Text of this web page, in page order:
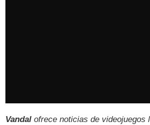
Vandal ofrece noticias de videojuegos